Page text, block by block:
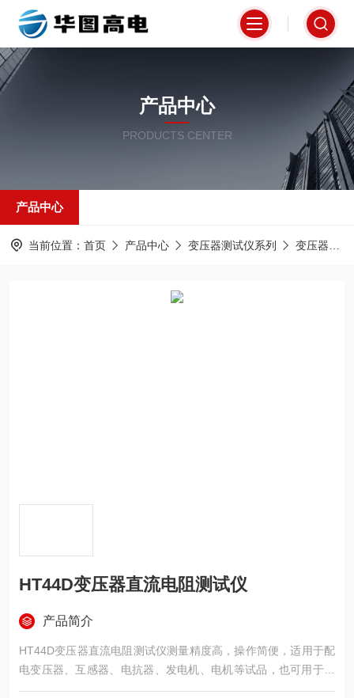
产品中心
PRODUCTS CENTER
产品中心
当前位置： 首页 产品中心 变压器测试仪系列 变压器直流电阻测试仪
HT44D变压器直流电阻测试仪
产品简介
HT44D变压器直流电阻测试仪测量精度高，操作简便，适用于配
电变压器、互感器、电抗器、发电机、电机等试品，也可用于测
量开关、铜排、接触器、继电器触点、金属导线、电缆附件等试